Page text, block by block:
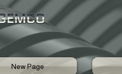
New Page